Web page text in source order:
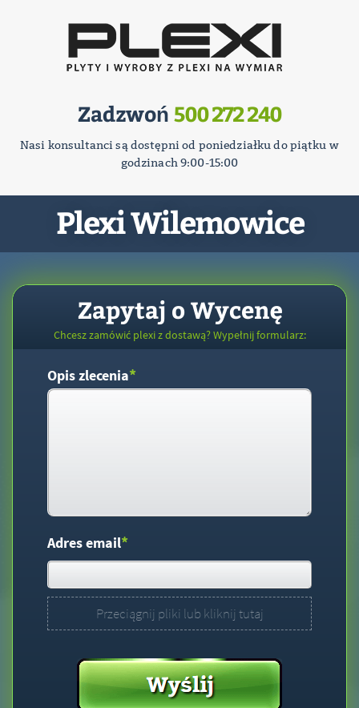
Zadzwoń 500 272 240
Nasi konsultanci są dostępni od poniedziałku do piątku w
godzinach 9:00-15:00
Plexi Wilemowice
Zapytaj o Wycenę
Chcesz zamówić plexi z dostawą? Wypełnij formularz:
Opis zlecenia*
Adres email*
Przeciągnij pliki lub kliknij tutaj